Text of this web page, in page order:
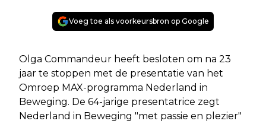
Voeg toe als voorkeursbron op Google
Olga Commandeur heeft besloten om na 23
jaar te stoppen met de presentatie van het
Omroep MAX-programma Nederland in
Beweging. De 64-jarige presentatrice zegt
Nederland in Beweging "met passie en plezier"